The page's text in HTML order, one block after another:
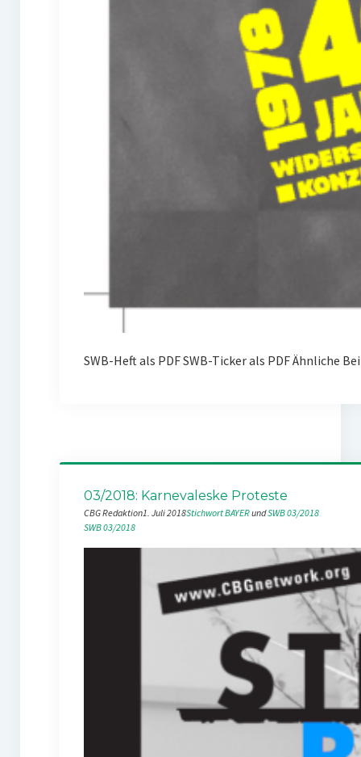
SWB-Heft als PDF SWB-Ticker als PDF Ähnliche
03/2018: Karnevaleske Proteste
CBG Redaktion1. Juli 2018Stichwort BAYER und SWB 03/2018
SWB 03/2018